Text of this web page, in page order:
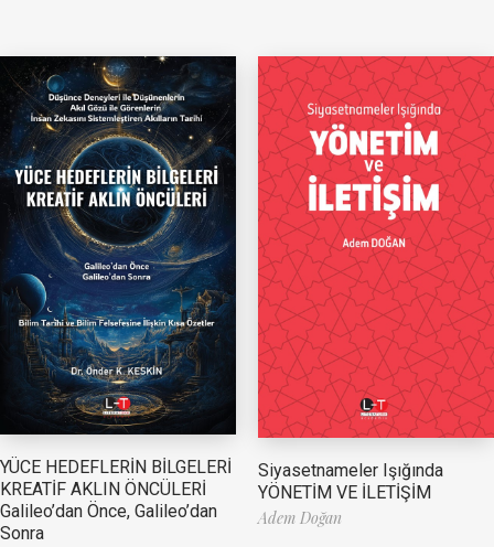
YÜCE HEDEFLERİN BİLGELERİ
KREATİF AKLIN ÖNCÜLERİ
Galileo’dan Önce, Galileo’dan
Sonra
Siyasetnameler Işığında
YÖNETİM VE İLETİŞİM
Adem Doğan